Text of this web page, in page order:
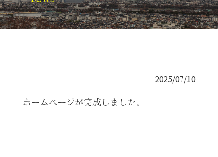
2025/07/10
ホームページが完成しました。